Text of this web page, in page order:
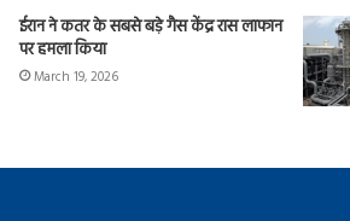
ईरान ने कतर के सबसे बड़े गैस केंद्र रास लाफान
पर हमला किया
March 19, 2026